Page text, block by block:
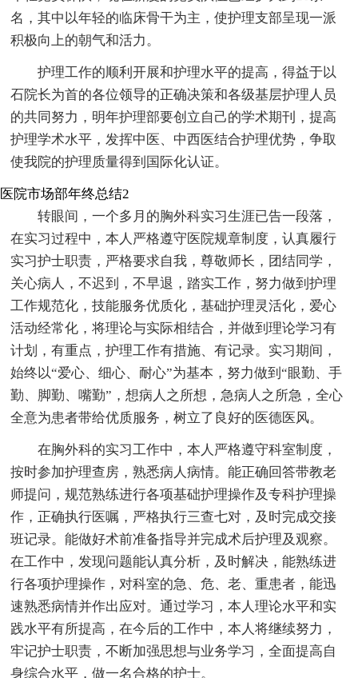
名，其中以年轻的临床骨干为主，使护理支部呈现一派
积极向上的朝气和活力。
护理工作的顺利开展和护理水平的提高，得益于以
石院长为首的各位领导的正确决策和各级基层护理人员
的共同努力，明年护理部要创立自己的学术期刊，提高
护理学术水平，发挥中医、中西医结合护理优势，争取
使我院的护理质量得到国际化认证。
医院市场部年终总结2
转眼间，一个多月的胸外科实习生涯已告一段落，
在实习过程中，本人严格遵守医院规章制度，认真履行
实习护士职责，严格要求自我，尊敬师长，团结同学，
关心病人，不迟到，不早退，踏实工作，努力做到护理
工作规范化，技能服务优质化，基础护理灵活化，爱心
活动经常化，将理论与实际相结合，并做到理论学习有
计划，有重点，护理工作有措施、有记录。实习期间，
始终以“爱心、细心、耐心”为基本，努力做到“眼勤、手
勤、脚勤、嘴勤”，想病人之所想，急病人之所急，全心
全意为患者带给优质服务，树立了良好的医德医风。
在胸外科的实习工作中，本人严格遵守科室制度，
按时参加护理查房，熟悉病人病情。能正确回答带教老
师提问，规范熟练进行各项基础护理操作及专科护理操
作，正确执行医嘱，严格执行三查七对，及时完成交接
班记录。能做好术前准备指导并完成术后护理及观察。
在工作中，发现问题能认真分析，及时解决，能熟练进
行各项护理操作，对科室的急、危、老、重患者，能迅
速熟悉病情并作出应对。通过学习，本人理论水平和实
践水平有所提高，在今后的工作中，本人将继续努力，
牢记护士职责，不断加强思想与业务学习，全面提高自
身综合水平，做一名合格的护士。